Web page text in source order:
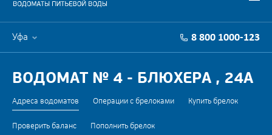
Уфа 8 800 1000-123
ВОДОМАТ № 4 - БЛЮХЕРА , 24А
Адреса водоматов Операции с брелоками Купить брелок
Проверить баланс Пополнить брелок